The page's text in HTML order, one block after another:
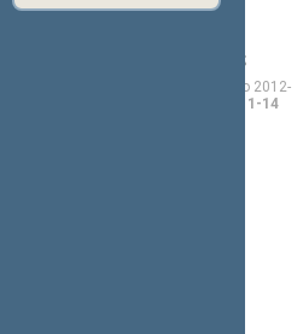
ADOMĖNAS
Seimo narys nuo 2012-
iki 2016-11-14